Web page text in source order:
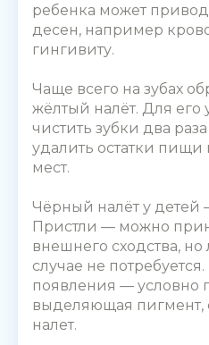
ребенка может
десен, например
гингивиту.
Чаще всего на зубах
жёлтый налёт. Для его
чистить зубки два
удалить остатки пищи
мест.
Чёрный налёт у детей
Пристли — можно
внешнего сходства, но
случае не
появления — условно
выделяющая
налет.